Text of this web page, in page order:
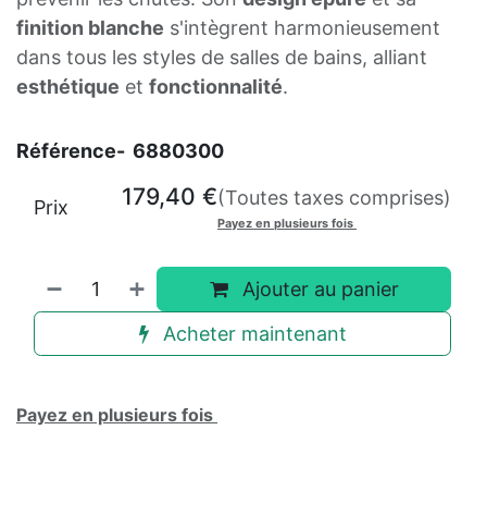
finition blanche s'intègrent harmonieusement
dans tous les styles de salles de bains, alliant
esthétique et fonctionnalité.
Référence- 6880300
Ajouter au panier
Acheter maintenant
Prix 179,40 €(Toutes taxes comprises)
Payez en plusieurs fois
Payez en plusieurs fois